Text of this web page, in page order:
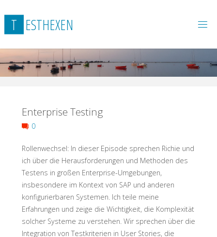
to
content
T ESTHEXEN
Enterprise Testing
0
Rollenwechsel: In dieser Episode sprechen Richie und
ich über die Herausforderungen und Methoden des
Testens in großen Enterprise-Umgebungen,
insbesondere im Kontext von SAP und anderen
konfigurierbaren Systemen. Ich teile meine
Erfahrungen und zeige die Wichtigkeit, die Komplexität
solcher Systeme zu verstehen. Wir sprechen über die
Integration von Testkriterien in User Stories, die